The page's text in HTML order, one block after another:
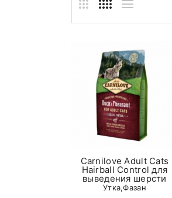
Carnilove Adult Cats
Hairball Control для
выведения шерсти
Утка,Фазан